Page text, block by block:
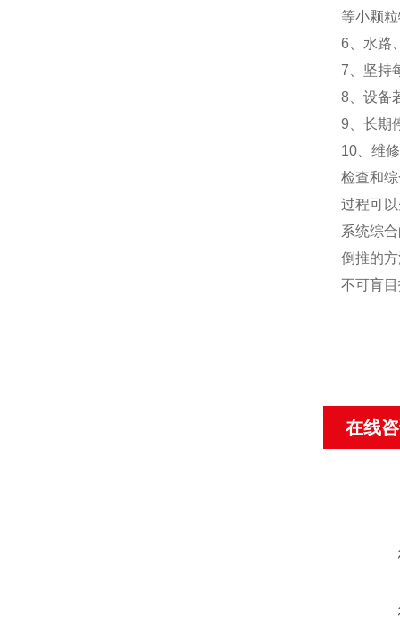
等小颗
6、水路
7、坚持
8、设备
9、长期
10、维
检查和
过程可
系统综
倒推的
不可肓
在线